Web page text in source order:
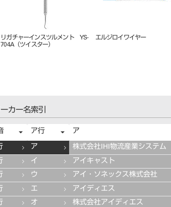
リガチャーインスツルメント YS-
704A（ツイスター）
エルジロイワイヤー
カー名索引
ア行
ア
イ
ウ
エ
オ
ア
株式会社IHI物流産業システム
アイキャスト
アイ・ソネックス株式会社
アイディエス
株式会社アイディエス